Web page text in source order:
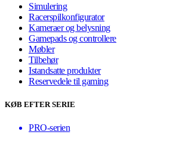
Simulering
Racerspilkonfigurator
Kameraer og belysning
Gamepads og controllere
Møbler
Tilbehør
Istandsatte produkter
Reservedele til gaming
KØB EFTER SERIE
PRO-serien